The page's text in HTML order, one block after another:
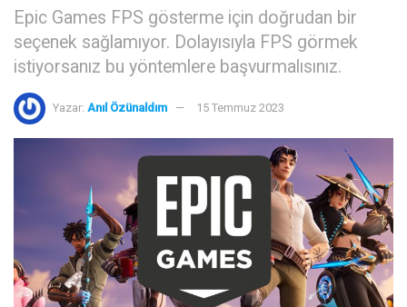
Epic Games FPS gösterme için doğrudan bir
seçenek sağlamıyor. Dolayısıyla FPS görmek
istiyorsanız bu yöntemlere başvurmalısınız.
Yazar: Anıl Özünaldım 15 Temmuz 2023